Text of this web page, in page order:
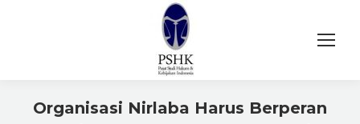
Organisasi Nirlaba Harus Berperan